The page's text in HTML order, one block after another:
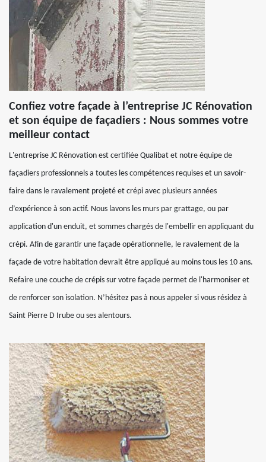
Confiez votre façade à l’entreprise JC Rénovation
et son équipe de façadiers : Nous sommes votre
meilleur contact
L'entreprise JC Rénovation est certifiée Qualibat et notre équipe de
façadiers professionnels a toutes les compétences requises et un savoir-
faire dans le ravalement projeté et crépi avec plusieurs années
d’expérience à son actif. Nous lavons les murs par grattage, ou par
application d'un enduit, et sommes chargés de l'embellir en appliquant du
crépi. Afin de garantir une façade opérationnelle, le ravalement de la
façade de votre habitation devrait être appliqué au moins tous les 10 ans.
Refaire une couche de crépis sur votre façade permet de l'harmoniser et
de renforcer son isolation. N’hésitez pas à nous appeler si vous résidez à
Saint Pierre D Irube ou ses alentours.